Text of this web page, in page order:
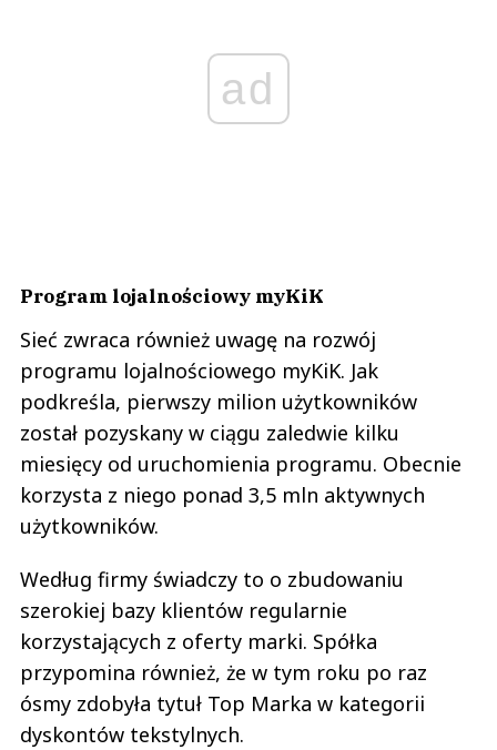
ad
Program lojalnościowy myKiK
Sieć zwraca również uwagę na rozwój
programu lojalnościowego myKiK. Jak
podkreśla, pierwszy milion użytkowników
został pozyskany w ciągu zaledwie kilku
miesięcy od uruchomienia programu. Obecnie
korzysta z niego ponad 3,5 mln aktywnych
użytkowników.
Według firmy świadczy to o zbudowaniu
szerokiej bazy klientów regularnie
korzystających z oferty marki. Spółka
przypomina również, że w tym roku po raz
ósmy zdobyła tytuł Top Marka w kategorii
dyskontów tekstylnych.